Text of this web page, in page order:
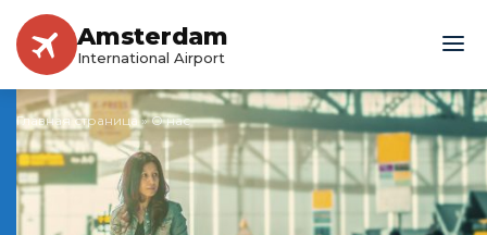
Amsterdam
International Airport
Главная страница»О нас